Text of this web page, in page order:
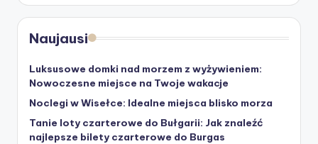
Naujausi
Luksusowe domki nad morzem z wyżywieniem:
Nowoczesne miejsce na Twoje wakacje
Noclegi w Wisełce: Idealne miejsca blisko morza
Tanie loty czarterowe do Bułgarii: Jak znaleźć
najlepsze bilety czarterowe do Burgas